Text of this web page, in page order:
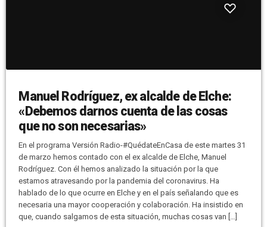
Manuel Rodríguez, ex alcalde de Elche:
«Debemos darnos cuenta de las cosas
que no son necesarias»
En el programa Versión Radio-#QuédateEnCasa de este martes 31
de marzo hemos contado con el ex alcalde de Elche, Manuel
Rodríguez. Con él hemos analizado la situación por la que
estamos atravesando por la pandemia del coronavirus. Ha
hablado de lo que ocurre en Elche y en el país señalando que es
necesaria una mayor cooperación y colaboración. Ha insistido en
que, cuando salgamos de esta situación, muchas cosas van […]